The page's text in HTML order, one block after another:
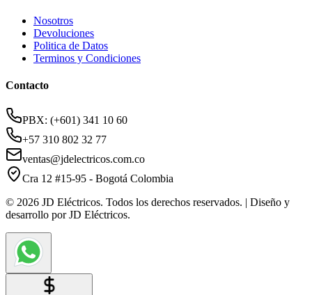
Nosotros
Devoluciones
Politica de Datos
Terminos y Condiciones
Contacto
PBX: (+601) 341 10 60
+57 310 802 32 77
ventas@jdelectricos.com.co
Cra 12 #15-95 - Bogotá Colombia
© 2026 JD Eléctricos. Todos los derechos reservados. | Diseño y
desarrollo por JD Eléctricos.